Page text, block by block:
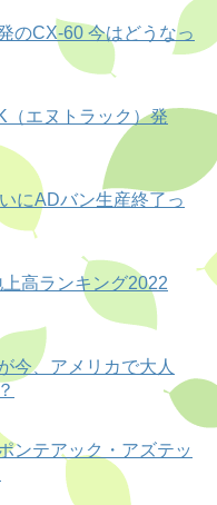
のCX-60 今はどうなっ
（エヌトラック）発
にADバン生産終了っ
上高ランキング2022
今、アメリカで大人
ンテアック・アズテッ